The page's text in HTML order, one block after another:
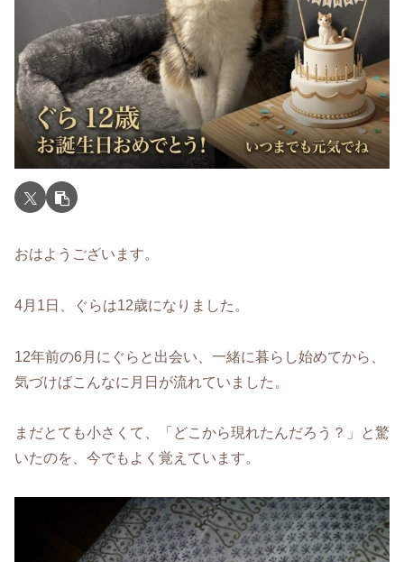
おはようございます。
4月1日、ぐらは12歳になりました。
12年前の6月にぐらと出会い、一緒に暮らし始めてから、
気づけばこんなに月日が流れていました。
まだとても小さくて、「どこから現れたんだろう？」と驚
いたのを、今でもよく覚えています。